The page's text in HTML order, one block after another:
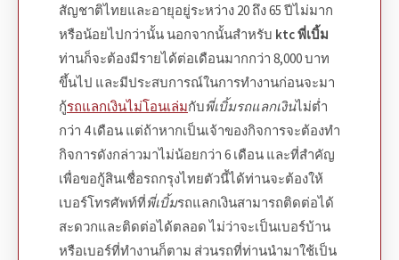
สัญชาติไทยและอายุอยู่ระหว่าง 20 ถึง 65 ปีไม่มาก
หรือน้อยไปกว่านั้น นอกจากนั้นสำหรับ ktc พี่เบิ้ม
ท่านก็จะต้องมีรายได้ต่อเดือนมากกว่า 8,000 บาท
ขึ้นไป และมีประสบการณ์ในการทำงานก่อนจะมา
กู้รถแลกเงินไม่โอนเล่มกับพี่เบิ้มรถแลกเงินไม่ต่ำ
กว่า 4 เดือน แต่ถ้าหากเป็นเจ้าของกิจการจะต้องทำ
กิจการดังกล่าวมาไม่น้อยกว่า 6 เดือน และที่สำคัญ
เพื่อขอกู้สินเชื่อรถกรุงไทยตัวนี้ได้ท่านจะต้องให้
เบอร์โทรศัพท์ที่พี่เบิ้มรถแลกเงินสามารถติดต่อได้
สะดวกและติดต่อได้ตลอด ไม่ว่าจะเป็นเบอร์บ้าน
หรือเบอร์ที่ทำงานก็ตาม ส่วนรถที่ท่านนำมาใช้เป็น